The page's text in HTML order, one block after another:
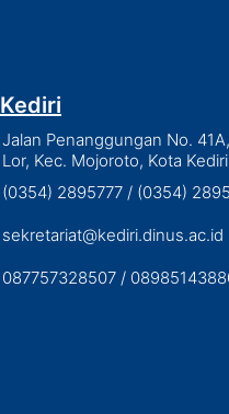
Kediri
Jalan Penanggungan No.
Lor, Kec. Mojoroto, Kota
(0354) 2895777 / (0354)
sekretariat@kediri.dinus.ac.id
087757328507 /